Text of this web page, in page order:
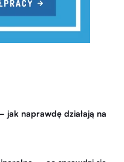
jak naprawdę działają na